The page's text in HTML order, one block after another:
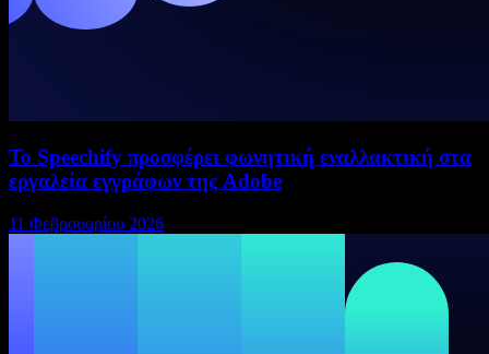
Το Speechify προσφέρει φωνητική εναλλακτική στα
εργαλεία εγγράφων της Adobe
11 Φεβρουαρίου 2026